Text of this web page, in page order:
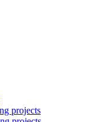
projects